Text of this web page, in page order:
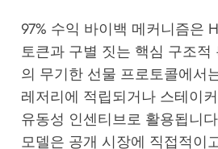
97% 수익 바이백 메커니즘은
토큰과 구별 짓는 핵심 구조적
의 무기한 선물 프로토콜에서
레저리에 적립되거나 스테이
유동성 인센티브로 활용됩니
모델은 공개 시장에 직접적이